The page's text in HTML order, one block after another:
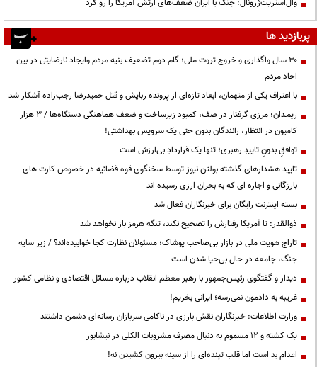
وال‌استریت‌ژرونال: جنگ با ایران ضعف‌های ارتش آمریکا را رو کرد
پربازدید ها
۳۰ سال واگذاری و خروج ثروت ملی؛ گام دوم تضعیف بنیه مردم وایجاد نارضایتی در بین
احاد مردم
با اعتراف یکی از متهمان، ابعاد تازه‌ای از پرونده ربایش و قتل حمیدرضا رجب‌زاده آشکار شد
ریمـدان؛ مرزی گرفتار در صف، کمبود زیرساخت و ضعف هماهنگی دستگاه‌ها / ۳ هزار
کامیون در انتظار، رانندگان بدون حتی یک سرویس بهداشتی!
توافقِ بدونِ تاییدِ رهبری؛ تنها یک قراردادِ بی‌ارزش است
تایید هشدارهای گذشته بولتن نیوز توسط سخنگوی قوه قضائیه در خصوص کارت های
بارزگانی و اجاره ای که به بحران ارزی رسیده اند
بسته اینترنت رایگان برای خبرنگاران فعال شد
ذوالقدر: تا آمریکا رفتارش را تصحیح نکند، تنگه هرمز باز نخواهد شد
تاراج هویت ملی در بازار بی‌صاحب پوشاک؛ مسئولان نظارت کجا خوابیده‌اند؟ / زیر سایه
جنگ، جامعه در حال بی‌حیا شدن است
دیدار و گفتگوی رئیس‌جمهور با رهبر معظم انقلاب درباره مسائل اقتصادی و نظامی کشور
غریبه به دادمون نمی‌رسه؛ ایرانی بخریم!
وزارت اطلاعات: خبرنگاران نقش بارزی در ناکامی سربازان رسانه‌ای دشمن داشتند
یک کشته و ۱۲ مسموم به دنبال مصرف مشروبات الکلی در نیشابور
اعدام بد است اما قلب تپنده‌ای را از سینه بیرون کشیدن نه!